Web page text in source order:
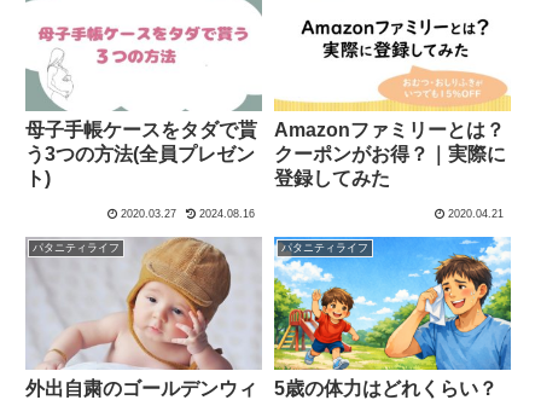
母子手帳ケースをタダで貰
う3つの方法(全員プレゼン
ト)
2020.03.27 2024.08.16
Amazonファミリーとは？
クーポンがお得？｜実際に
登録してみた
2020.04.21
パタニティライフ
外出自粛のゴールデンウィ
パタニティライフ
5歳の体力はどれくらい？